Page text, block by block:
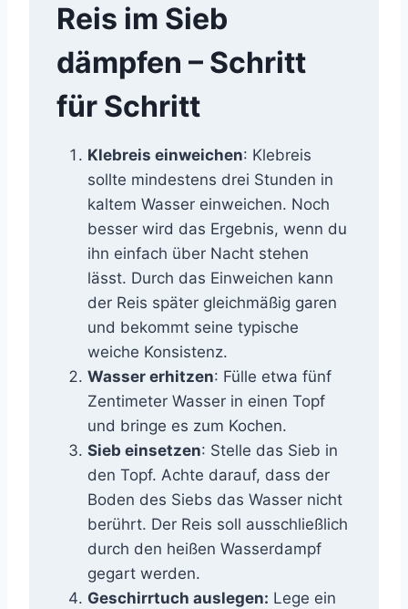
Reis im Sieb
dämpfen – Schritt
für Schritt
Klebreis einweichen: Klebreis
sollte mindestens drei Stunden in
kaltem Wasser einweichen. Noch
besser wird das Ergebnis, wenn du
ihn einfach über Nacht stehen
lässt. Durch das Einweichen kann
der Reis später gleichmäßig garen
und bekommt seine typische
weiche Konsistenz.
Wasser erhitzen: Fülle etwa fünf
Zentimeter Wasser in einen Topf
und bringe es zum Kochen.
Sieb einsetzen: Stelle das Sieb in
den Topf. Achte darauf, dass der
Boden des Siebs das Wasser nicht
berührt. Der Reis soll ausschließlich
durch den heißen Wasserdampf
gegart werden.
Geschirrtuch auslegen: Lege ein